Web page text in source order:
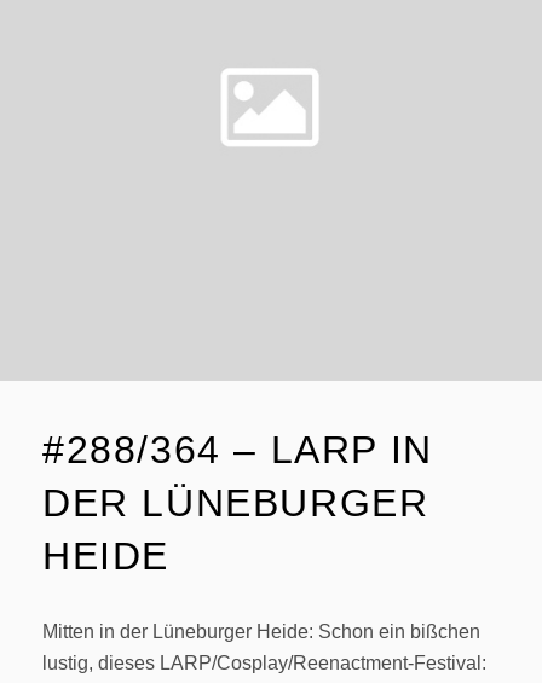
#288/364 – LARP IN
DER LÜNEBURGER
HEIDE
Mitten in der Lüneburger Heide: Schon ein bißchen
lustig, dieses LARP/Cosplay/Reenactment-Festival: